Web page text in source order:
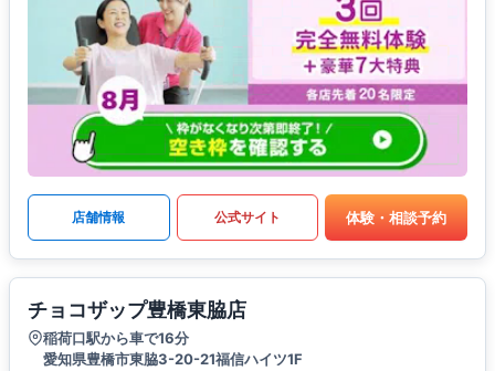
店舗情報 公式サイト 体験・相談予約
チョコザップ豊橋東脇店
稲荷口駅から車で16分
愛知県豊橋市東脇3-20-21福信ハイツ1F